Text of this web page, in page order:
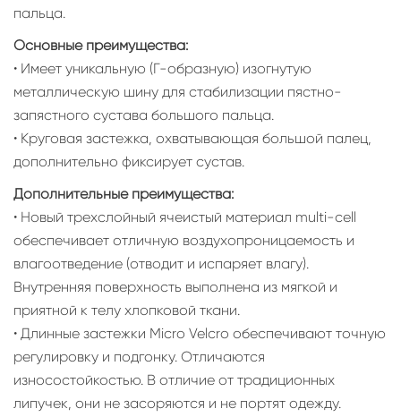
пальца.
Основные преимущества:
• Имеет уникальную (Г-образную) изогнутую
металлическую шину для стабилизации пястно-
запястного сустава большого пальца.
• Круговая застежка, охватывающая большой палец,
дополнительно фиксирует сустав.
Дополнительные преимущества:
• Новый трехслойный ячеистый материал multi-cell
обеспечивает отличную воздухопроницаемость и
влагоотведение (отводит и испаряет влагу).
Внутренняя поверхность выполнена из мягкой и
приятной к телу хлопковой ткани.
• Длинные застежки Micro Velcro обеспечивают точную
регулировку и подгонку. Отличаются
износостойкостью. В отличие от традиционных
липучек, они не засоряются и не портят одежду.